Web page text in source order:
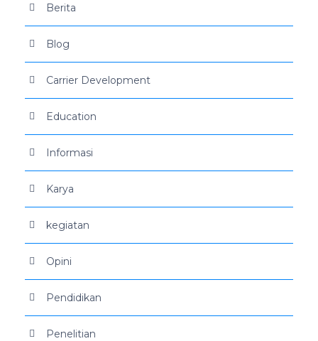
Berita
Blog
Carrier Development
Education
Informasi
Karya
kegiatan
Opini
Pendidikan
Penelitian